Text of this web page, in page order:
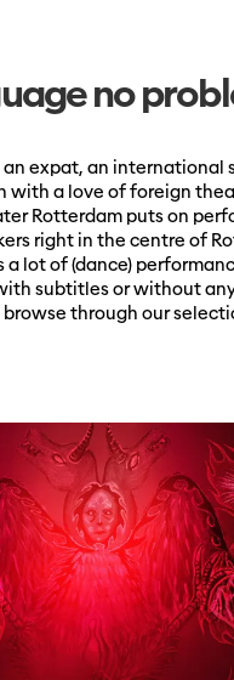
no
an expat, an international
with a love of foreign
Rotterdam puts on
right in the centre of
a lot of (dance)
subtitles or without
through our